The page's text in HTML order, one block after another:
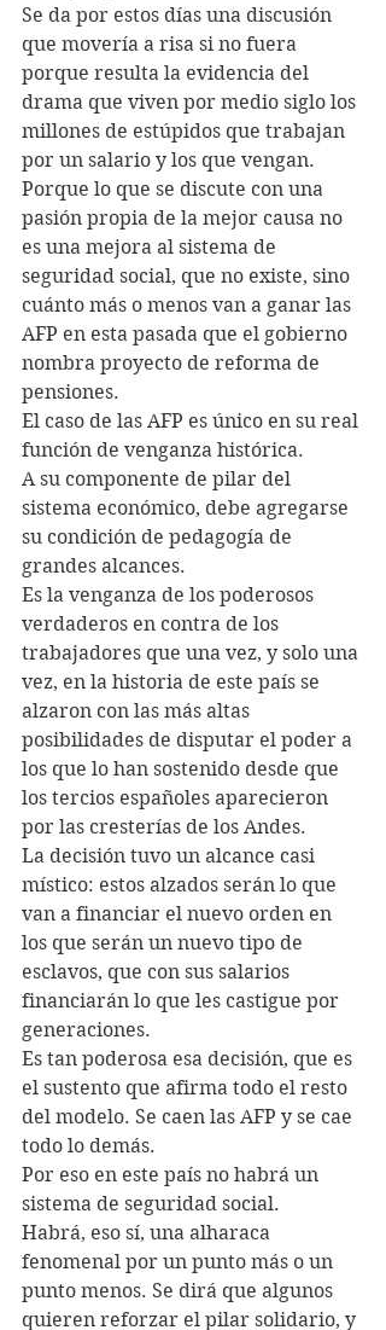
Se da por estos días una discusión
que movería a risa si no fuera
porque resulta la evidencia del
drama que viven por medio siglo los
millones de estúpidos que trabajan
por un salario y los que vengan.
Porque lo que se discute con una
pasión propia de la mejor causa no
es una mejora al sistema de
seguridad social, que no existe, sino
cuánto más o menos van a ganar las
AFP en esta pasada que el gobierno
nombra proyecto de reforma de
pensiones.
El caso de las AFP es único en su real
función de venganza histórica.
A su componente de pilar del
sistema económico, debe agregarse
su condición de pedagogía de
grandes alcances.
Es la venganza de los poderosos
verdaderos en contra de los
trabajadores que una vez, y solo una
vez, en la historia de este país se
alzaron con las más altas
posibilidades de disputar el poder a
los que lo han sostenido desde que
los tercios españoles aparecieron
por las cresterías de los Andes.
La decisión tuvo un alcance casi
místico: estos alzados serán lo que
van a financiar el nuevo orden en
los que serán un nuevo tipo de
esclavos, que con sus salarios
financiarán lo que les castigue por
generaciones.
Es tan poderosa esa decisión, que es
el sustento que afirma todo el resto
del modelo. Se caen las AFP y se cae
todo lo demás.
Por eso en este país no habrá un
sistema de seguridad social.
Habrá, eso sí, una alharaca
fenomenal por un punto más o un
punto menos. Se dirá que algunos
quieren reforzar el pilar solidario, y